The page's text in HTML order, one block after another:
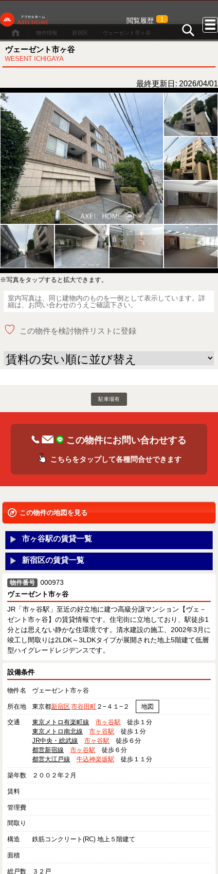
閲覧履歴 1
物件情報 新宿区 ヴェーゼント市ヶ谷
ヴェーゼント市ヶ谷
WESENT ICHIGAYA
最終更新日: 2026/04/01
※写真をタップすると拡大できます。
室内写真は、同じ建物内のものを一例として表示しています。詳
細は、お問い合わせのうえご確認下さい。
♡ この物件を検討物件リストに登録
駐車場有
この物件にお問い合わせする
こちらをタップして各種問合せできます
この物件の地図を見る
市ヶ谷駅の賃貸一覧
新宿区の賃貸一覧
物件番号
000973
ヴェーゼント市ヶ谷
JR「市ヶ谷駅」至近の好立地に建つ高級分譲マンション【ヴェ－
ゼント市ヶ谷】の賃貸情報です。住宅街に立地しており、駅徒歩1
分とは思えない静かな住環境です。清水建設の施工、2002年3月に
竣工し間取りは2LDK～3LDKタイプが展開された地上5階建て低層
型ハイグレードレジデンスです。
設備条件
物件名 ヴェーゼント市ヶ谷
所在地 東京都新宿区市谷田町 ２−４１−２ 地図
交通 東京メトロ有楽町線 市ヶ谷駅 徒歩１分
東京メトロ南北線
市ヶ谷駅 徒歩１分
JR中央・総武線
市ヶ谷駅 徒歩６分
都営新宿線
市ヶ谷駅 徒歩６分
都営大江戸線
牛込神楽坂駅 徒歩１１分
築年数 ２００２年２月
賃料
管理費
間取り
構造 鉄筋コンクリート(RC) 地上５階建て
面積
総戸数 ３２戸